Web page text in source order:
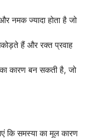
नमक ज्यादा होता है जो
हैं और रक्त प्रवाह
कारण बन सकती है, जो
कि समस्या का मूल कारण